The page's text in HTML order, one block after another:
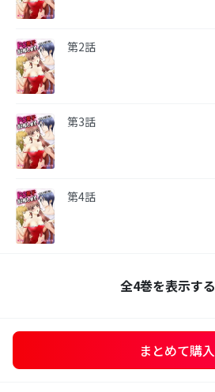
第2話
第3話
第4話
全4巻を表示する
まとめて購入